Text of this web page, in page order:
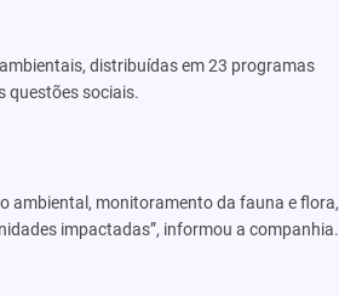
distribuídas em 23 programas
questões sociais.
ambiental, monitoramento da fauna e flora,
impactadas”, informou a companhia.